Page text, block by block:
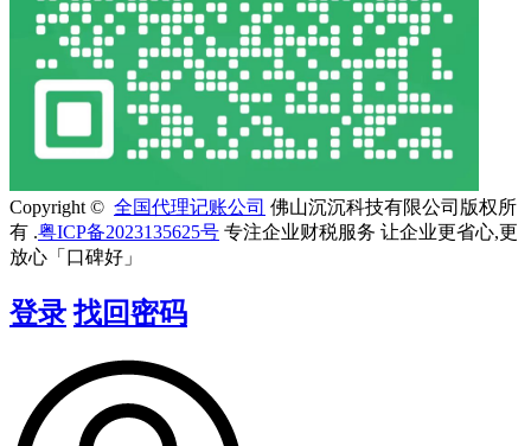
Copyright © 全国代理记账公司 佛山沉沉科技有限公司版权所
有 .粤ICP备2023135625号 专注企业财税服务 让企业更省心,更
放心「口碑好」
登录 找回密码